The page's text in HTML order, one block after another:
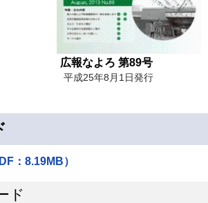
広報なよろ 第89号
平成25年8月1日発行
：8.19MB）
ド